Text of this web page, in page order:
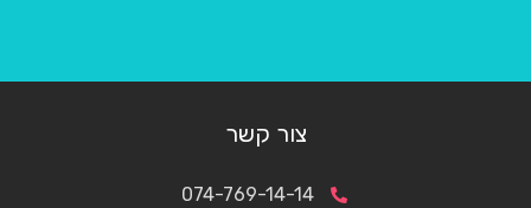
צור קשר
074-769-14-14